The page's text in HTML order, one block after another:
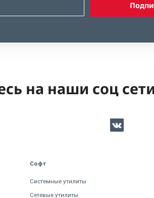
на наши соц
Софт
Системные утилиты
Сетевые утилиты